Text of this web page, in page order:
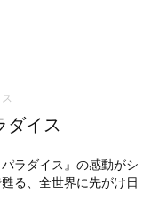
ダイス
パラダイス』の感動がシ
る、全世界に先がけ日